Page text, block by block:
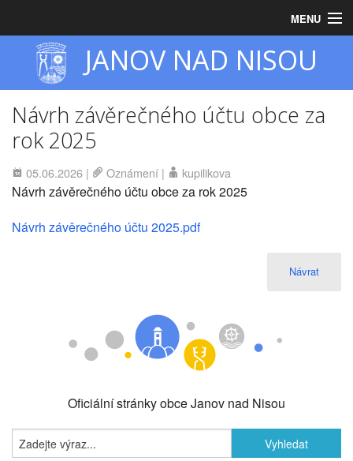
MENU
Obecní úřad
Zastupitelstvo
Turistika
JANOV NAD NISOU
Návrh závěrečného účtu obce za
rok 2025
05.06.2026 | Oznámení | kupilikova
Návrh závěrečného účtu obce za rok 2025
Návrh závěrečného účtu 2025.pdf
Návrat
Oficiální stránky obce Janov nad Nisou